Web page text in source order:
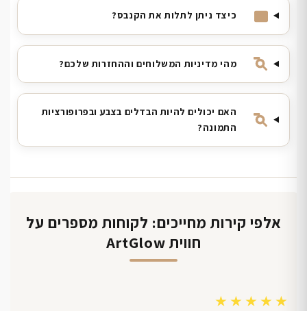
כיצד ניתן לתלות את הקנבס?
מהי מדיניות המשלוחים וההחזרות שלכם?
האם יכולים להיות הבדלים בצבע ובפרופורציות
התמונה?
אלפי קירות מחייכים: לקוחות מספרים על
חווית ArtGlow
★★★★★